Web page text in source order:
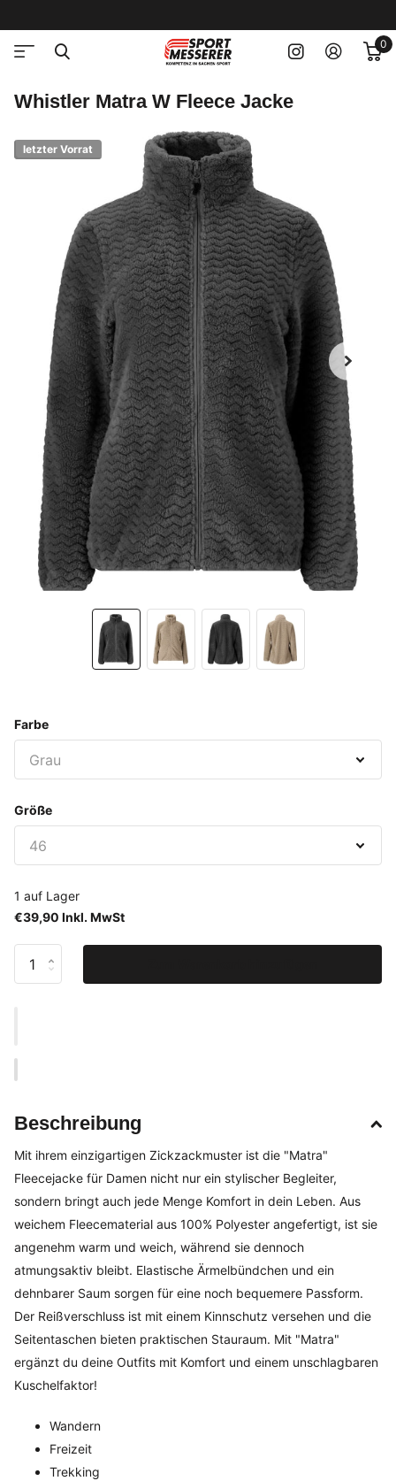
0
Whistler Matra W Fleece Jacke
letzter Vorrat
Farbe
Größe
1 auf Lager
€39,90 Inkl. MwSt
Beschreibung
Mit ihrem einzigartigen Zickzackmuster ist die "Matra"
Fleecejacke für Damen nicht nur ein stylischer Begleiter,
sondern bringt auch jede Menge Komfort in dein Leben. Aus
weichem Fleecematerial aus 100% Polyester angefertigt, ist sie
angenehm warm und weich, während sie dennoch
atmungsaktiv bleibt. Elastische Ärmelbündchen und ein
dehnbarer Saum sorgen für eine noch bequemere Passform.
Der Reißverschluss ist mit einem Kinnschutz versehen und die
Seitentaschen bieten praktischen Stauraum. Mit "Matra"
ergänzt du deine Outfits mit Komfort und einem unschlagbaren
Kuschelfaktor!
Wandern
Freizeit
Trekking